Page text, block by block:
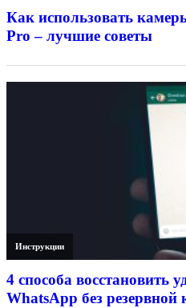
Как использовать
Pro – лучшие советы
Инструкции
4 способа восстановить
WhatsApp без резервной